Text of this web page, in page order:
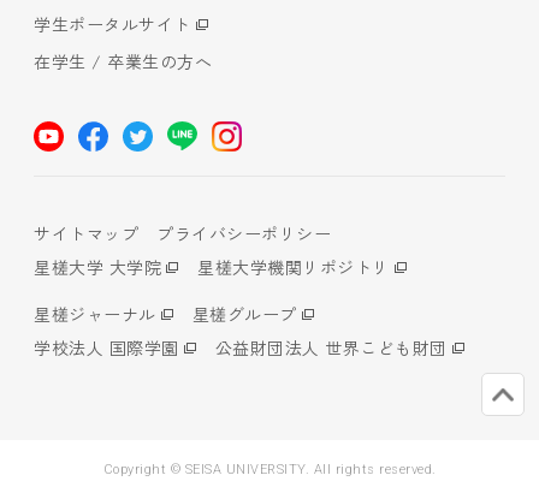
学生ポータルサイト
在学生 / 卒業生の方へ
サイトマップ
プライバシーポリシー
星槎大学 大学院
星槎大学機関リポジトリ
星槎ジャーナル
星槎グループ
学校法人 国際学園
公益財団法人 世界こども財団
Copyright © SEISA UNIVERSITY. All rights reserved.